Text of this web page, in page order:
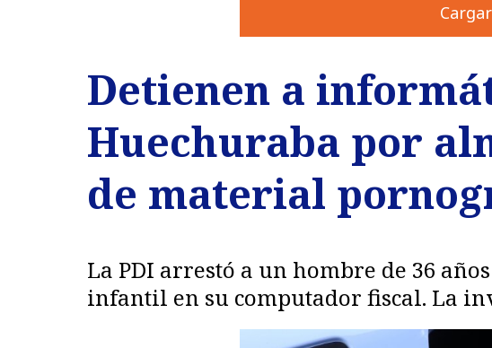
Detienen a
Huechuraba por
de material
La PDI arrestó a un hombre de 36
infantil en su computador fiscal. La